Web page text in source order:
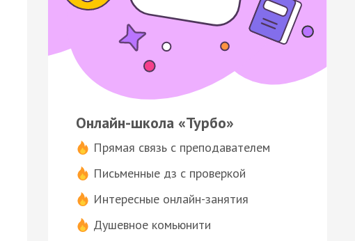
Онлайн-школа «Турбо»
Прямая связь с преподавателем
Письменные дз с проверкой
Интересные онлайн-занятия
Душевное комьюнити